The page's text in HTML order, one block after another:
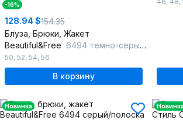
-16%
128.94 $154.35
Блуза, Брюки, Жакет
Beautiful&Free 6494 темно-серый/полоска
50, 52, 54, 56
В корзину
Новинка